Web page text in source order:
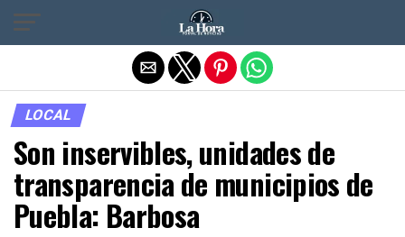
LOCAL
Son inservibles, unidades de
transparencia de municipios de
Puebla: Barbosa
Salir de la versión móvil